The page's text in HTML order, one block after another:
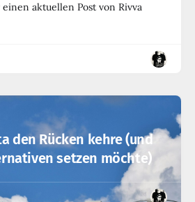
aktuellen Post von Rivva
den Rücken kehre (und
setzen möchte)